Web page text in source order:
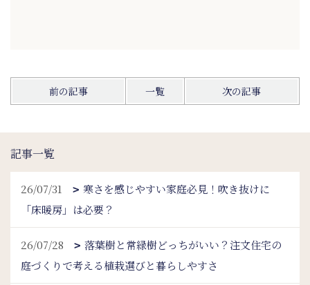
前の記事 一覧 次の記事
記事一覧
26/07/31
寒さを感じやすい家庭必見！吹き抜けに
「床暖房」は必要？
26/07/28
落葉樹と常緑樹どっちがいい？注文住宅の
庭づくりで考える植栽選びと暮らしやすさ